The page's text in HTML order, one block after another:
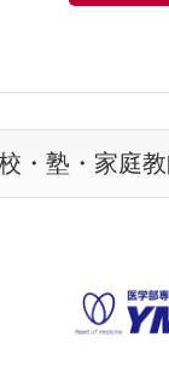
・塾・家庭